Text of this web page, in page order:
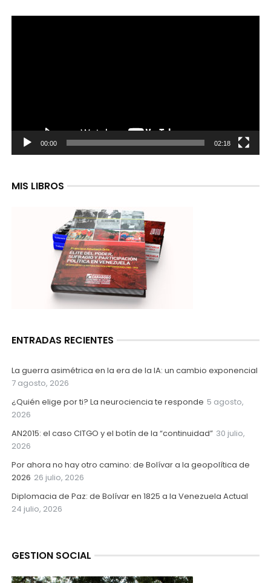
00:00 02:18
MIS LIBROS
ENTRADAS RECIENTES
La guerra asimétrica en la era de la IA: un cambio exponencial
7 agosto, 2026
¿Quién elige por ti? La neurociencia te responde 5 agosto,
2026
AN2015: el caso CITGO y el botín de la “continuidad” 30 julio,
2026
Por ahora no hay otro camino: de Bolívar a la geopolítica de
2026 26 julio, 2026
Diplomacia de Paz: de Bolívar en 1825 a la Venezuela Actual
24 julio, 2026
GESTION SOCIAL